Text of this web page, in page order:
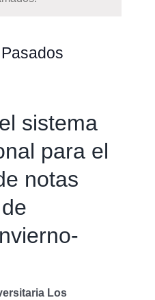
sistema
para el
notas
Los